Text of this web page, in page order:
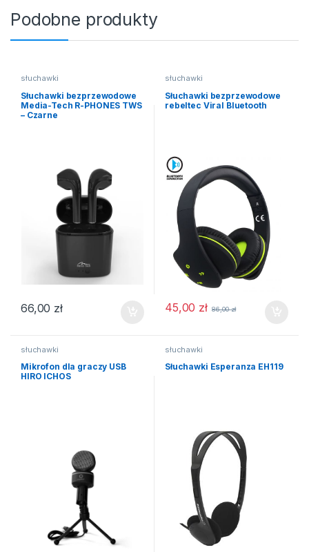
Podobne produkty
słuchawki
Słuchawki bezprzewodowe
Media-Tech R-PHONES TWS
– Czarne
66,00 zł
słuchawki
Słuchawki bezprzewodowe
rebeltec Viral Bluetooth
45,00 zł 86,00zł
słuchawki
Mikrofon dla graczy USB
HIRO ICHOS
słuchawki
Słuchawki Esperanza EH119